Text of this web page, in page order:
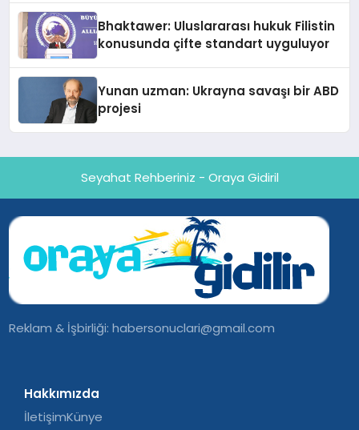
Bhaktawer: Uluslararası hukuk Filistin
konusunda çifte standart uyguluyor
Yunan uzman: Ukrayna savaşı bir ABD
projesi
Seyahat Rehberiniz - Oraya Gidiril
Reklam & İşbirliği:habersonuclari@gmail.com
Hakkımızda
İletişimKünye